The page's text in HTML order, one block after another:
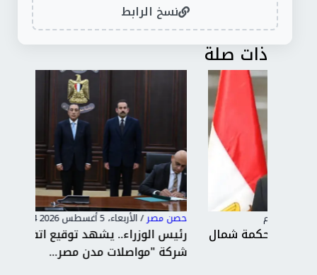
نسخ الرابط
ذات صلة
حصن مصر الأربعاء، 5 أغسطس 2026 6:04 م
رئيس الوزراء.. يشهد توقيع اتفاقية تأسيس
شركة "مواصلات مدن مصر...